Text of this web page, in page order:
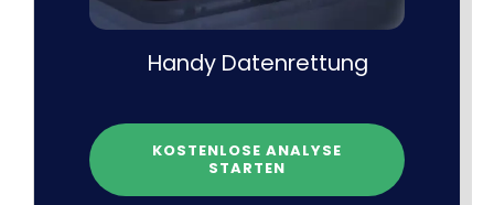
Handy Datenrettung
KOSTENLOSE ANALYSE
STARTEN